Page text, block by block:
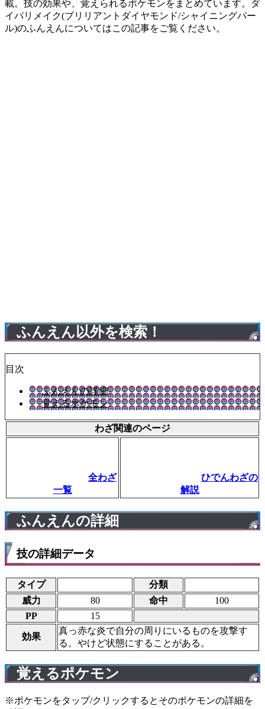
載。技の効果や、覚えられるポケモンをまとめています。ダ
イパリメイク(ブリリアントダイヤモンド/シャイニングパー
ル)のふんえんについてはこの記事をご覧ください。
ふんえん以外を検索！
目次
ふんえんの詳細
覚えるポケモン
わざ関連のページ
全わざ
一覧
ひでんわざの
解説
ふんえんの詳細
技の詳細データ
タイプ
分類
威力
80 命中
100
PP
15
効果
真っ赤な炎で自分の周りにいるものを攻撃す
る。やけど状態にすることがある。
覚えるポケモン
※ポケモンをタップ/クリックするとそのポケモンの詳細を